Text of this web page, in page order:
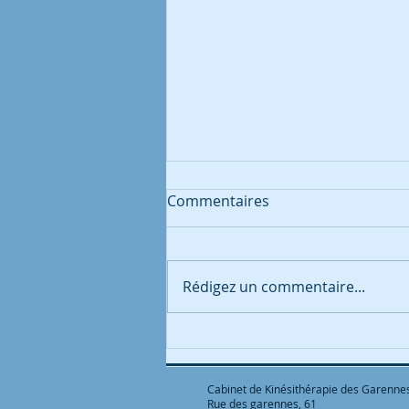
de qualité sur la douleur
chronique
Commentaires
Rédigez un commentaire...
Cabinet de Kinésithérapie des
Rue des garennes, 61